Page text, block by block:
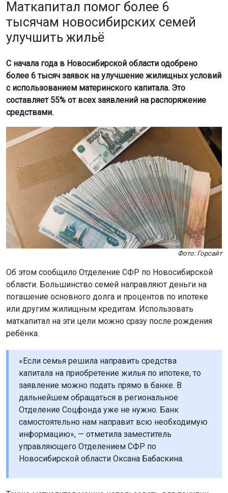
более 6 тысяч заявок на улучшение жилищных условий
с использованием материнского капитала. Это
составляет 55% от всех заявлений на распоряжение
средствами.
Фото: Горсайт
Об этом сообщило Отделение СФР по Новосибирской
области. Большинство семей направляют деньги на
погашение основного долга и процентов по ипотеке
или другим жилищным кредитам. Использовать
маткапитал на эти цели можно сразу после рождения
ребёнка.
«Если семья решила направить средства
капитала на приобретение жилья по ипотеке, то
заявление можно подать прямо в банке. В
дальнейшем обращаться в региональное
самостоятельно нам направит всю необходимую
информацию», — отметила заместитель
управляющего Отделением СФР по
Новосибирской области Оксана Бабаскина.
Также маткапитал можно использовать для покупки
жилья, строительства или реконструкции дома без
привлечения кредитов. В этом случае деньги доступны
после достижения ребёнком трёхлетнего возраста.